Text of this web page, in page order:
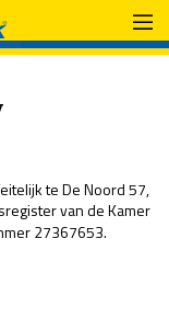
te De Noord 57,
van de Kamer
27367653.